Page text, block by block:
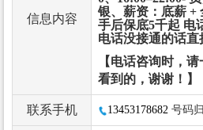
信息内容
银、薪资：底薪 +
手后保底5千起 电
电话没接通的话直
【电话咨询时，
看到的，谢谢！】
联系手机 13453178682 号码